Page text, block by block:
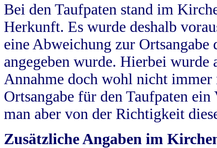
Bei den Taufpaten stand im
Herkunft. Es wurde deshalb
eine Abweichung zur
angegeben wurde. Hierbei wurde
Annahme doch wohl nicht
Ortsangabe für den Taufpaten
man aber von der Richtigkeit
Zusätzliche Angaben im